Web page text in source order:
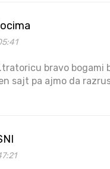
bravo bogami
sajt pa ajmo da